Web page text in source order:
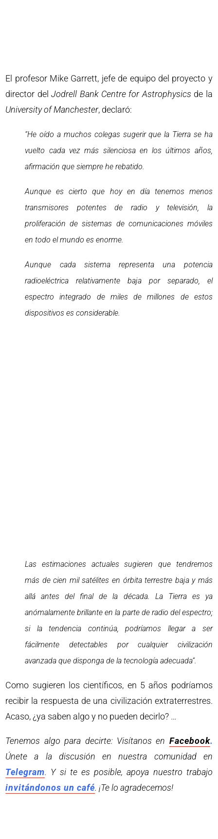
El profesor Mike Garrett, jefe de equipo del proyecto y
director delJodrell Bank Centre for Astrophysics de la
University of Manchester, declaró:
“He oído a muchos colegas sugerir que la Tierra se ha
vuelto cada vez más silenciosa en los últimos años,
afirmación que siempre he rebatido.
Aunque es cierto que hoy en día tenemos menos
transmisores potentes de radio y televisión, la
proliferación de sistemas de comunicaciones móviles
en todo el mundo es enorme.
Aunque cada sistema representa una potencia
radioeléctrica relativamente baja por separado, el
espectro integrado de miles de millones de estos
dispositivos es considerable.
Las estimaciones actuales sugieren que tendremos
más de cien mil satélites en órbita terrestre baja y más
allá antes del final de la década. La Tierra es ya
anómalamente brillante en la parte de radio del espectro;
si la tendencia continúa, podríamos llegar a ser
fácilmente detectables por cualquier civilización
avanzada que disponga de la tecnología adecuada”.
Como sugieren los científicos, en 5 años podríamos
recibir la respuesta de una civilización extraterrestres.
Acaso, ¿ya saben algo y no pueden decirlo? …
Tenemos algo para decirte: Visítanos en Facebook.
Únete a la discusión en nuestra comunidad en
Telegram. Y si te es posible, apoya nuestro trabajo
invitándonos un café. ¡Te lo agradecemos!